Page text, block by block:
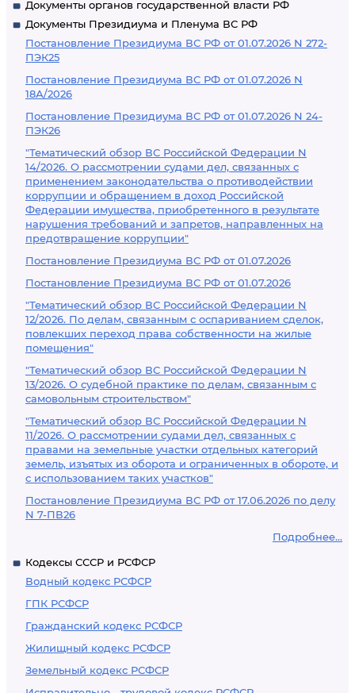
Документы органов государственной власти РФ
Документы Президиума и Пленума ВС РФ
Постановление Президиума ВС РФ от 01.07.2026 N 272-
ПЭК25
Постановление Президиума ВС РФ от 01.07.2026 N
18А/2026
Постановление Президиума ВС РФ от 01.07.2026 N 24-
ПЭК26
"Тематический обзор ВС Российской Федерации N
14/2026. О рассмотрении судами дел, связанных с
применением законодательства о противодействии
коррупции и обращением в доход Российской
Федерации имущества, приобретенного в результате
нарушения требований и запретов, направленных на
предотвращение коррупции"
Постановление Президиума ВС РФ от 01.07.2026
Постановление Президиума ВС РФ от 01.07.2026
"Тематический обзор ВС Российской Федерации N
12/2026. По делам, связанным с оспариванием сделок,
повлекших переход права собственности на жилые
помещения"
"Тематический обзор ВС Российской Федерации N
13/2026. О судебной практике по делам, связанным с
самовольным строительством"
"Тематический обзор ВС Российской Федерации N
11/2026. О рассмотрении судами дел, связанных с
правами на земельные участки отдельных категорий
земель, изъятых из оборота и ограниченных в обороте, и
с использованием таких участков"
Постановление Президиума ВС РФ от 17.06.2026 по делу
N 7-ПВ26
Подробнее...
Кодексы СССР и РСФСР
Водный кодекс РСФСР
ГПК РСФСР
Гражданский кодекс РСФСР
Жилищный кодекс РСФСР
Земельный кодекс РСФСР